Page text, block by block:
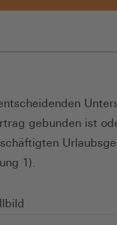
gebunden ist
1).